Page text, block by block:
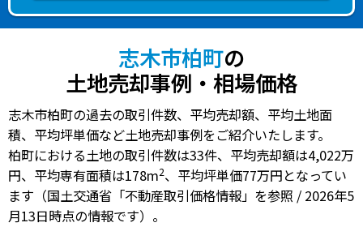
志木市柏町の
土地売却事例・相場価格
志木市柏町の過去の取引件数、平均売却額、平均土地面
積、平均坪単価など土地売却事例をご紹介いたします。
柏町における土地の取引件数は33件、 平均売却額は4,022万
円、 平均専有面積は178m2、 平均坪単価77万円となってい
ます（国土交通省「不動産取引価格情報」を参照 / 2026年5
月13日時点の情報です）。